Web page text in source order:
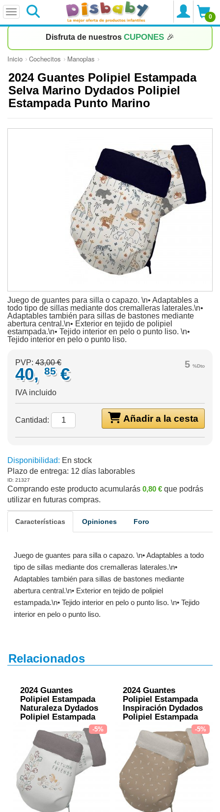
0
Disfruta de nuestros CUPONES 🎉
Inicio Cochecitos Manoplas
2024 Guantes Polipiel Estampada
Selva Marino Dydados Polipiel
Estampada Punto Marino
Juego de guantes para silla o capazo. \n• Adaptables a
todo tipo de sillas mediante dos cremalleras laterales.\n•
Adaptables también para sillas de bastones mediante
abertura central.\n• Exterior en tejido de polipiel
estampada.\n• Tejido interior en pelo o punto liso. \n•
Tejido interior en pelo o punto liso.
5 %Dto
PVP: 43,00 €
40, 85 €
IVA incluido
Añadir a la cesta
Cantidad:
Disponibilidad: En stock
Plazo de entrega: 12 días laborables
ID: 21327
Comprando este producto acumularás 0,80 € que podrás
utilizar en futuras compras.
Características Opiniones Foro
Juego de guantes para silla o capazo. \n• Adaptables a todo
tipo de sillas mediante dos cremalleras laterales.\n•
Adaptables también para sillas de bastones mediante
abertura central.\n• Exterior en tejido de polipiel
estampada.\n• Tejido interior en pelo o punto liso. \n• Tejido
interior en pelo o punto liso.
Relacionados
2024 Guantes
Polipiel Estampada
Naturaleza Dydados
Polipiel Estampada
-5%
2024 Guantes
Polipiel Estampada
Inspiración Dydados
Polipiel Estampada
-5%